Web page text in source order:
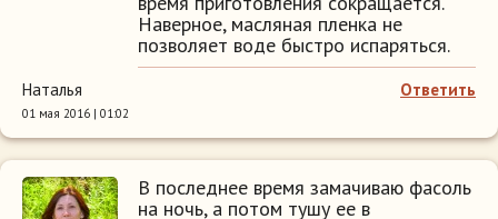
Наверное, масляная пленка не
позволяет воде быстро испаряться.
Ответить
Наталья
01 мая 2016 | 01:02
В последнее время замачиваю фасоль
на ночь, а потом тушу ее в